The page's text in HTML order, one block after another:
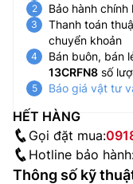
Bảo hành chính
Thanh toán
chuyển khoản
Bán buôn, bán
13CRFN8 số
Báo giá vật tư
HẾT HÀNG
Gọi đặt mua:
Hotline bảo
Thông số kỹ